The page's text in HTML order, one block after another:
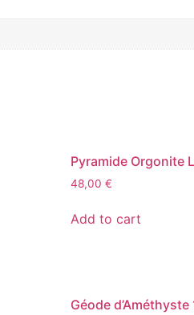
Pyramide Orgonite
48,00 €
Add to cart
Géode d’Améthyste